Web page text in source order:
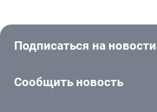
Подписаться на новости
Сообщить новость